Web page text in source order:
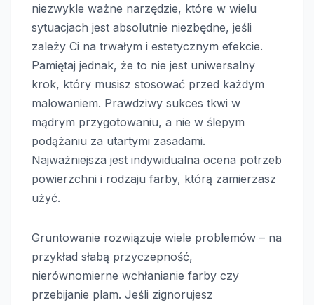
niezwykle ważne narzędzie, które w wielu
sytuacjach jest absolutnie niezbędne, jeśli
zależy Ci na trwałym i estetycznym efekcie.
Pamiętaj jednak, że to nie jest uniwersalny
krok, który musisz stosować przed każdym
malowaniem. Prawdziwy sukces tkwi w
mądrym przygotowaniu, a nie w ślepym
podążaniu za utartymi zasadami.
Najważniejsza jest indywidualna ocena potrzeb
powierzchni i rodzaju farby, którą zamierzasz
użyć.
Gruntowanie rozwiązuje wiele problemów – na
przykład słabą przyczepność,
nierównomierne wchłanianie farby czy
przebijanie plam. Jeśli zignorujesz